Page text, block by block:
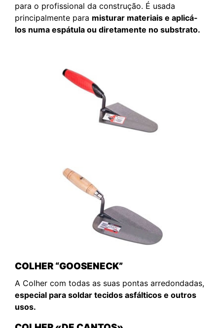
para o profissional da construção. É usada
principalmente para misturar materiais e aplicá-
los numa espátula ou diretamente no substrato.
COLHER “GOOSENECK”
A Colher com todas as suas pontas arredondadas,
especial para soldar tecidos asfálticos e outros
usos.